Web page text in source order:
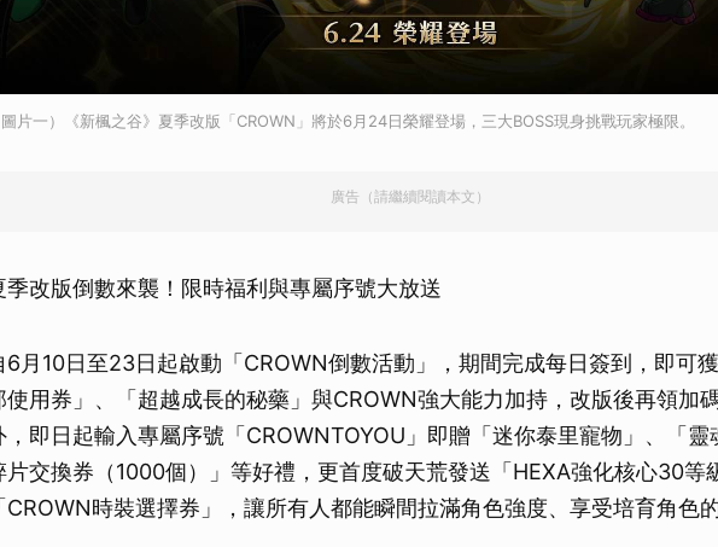
圖片一）《新楓之谷》夏季改版「CROWN」將於6月24日榮耀登場，三大BOSS現身挑戰玩家極限。
廣告（請繼續閱讀本文）
季改版倒數來襲！限時福利與專屬序號大放送
6月10日至23日起啟動「CROWN倒數活動」，期間完成每日簽到，即可
使用券」、「超越成長的秘藥」與CROWN強大能力加持，改版後再領加
，即日起輸入專屬序號「CROWNTOYOU」即贈「迷你泰里寵物」、「靈
片交換券（1000個）」等好禮，更首度破天荒發送「HEXA強化核心30等
CROWN時裝選擇券」，讓所有人都能瞬間拉滿角色強度、享受培育角色